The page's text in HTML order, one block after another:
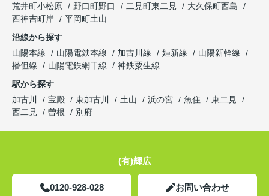
荒井町小松原
野口町野口 二見町東二見
大久保町西島
西神吉町岸
平岡町土山
沿線から探す
山陽本線
山陽電鉄本線 加古川線 姫新線
山陽新幹線
播但線
山陽電鉄網干線
神鉄粟生線
駅から探す
加古川
宝殿 東加古川 土山 浜の宮 魚住
東二見
西二見
曽根 別府
(有)輝広
0120-928-028 お問い合わせ